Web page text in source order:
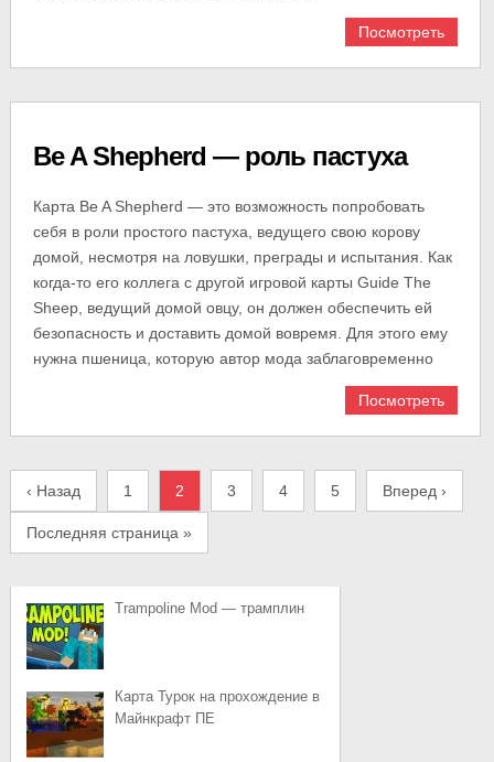
Посмотреть
Be A Shepherd — роль пастуха
Карта Be A Shepherd — это возможность попробовать
себя в роли простого пастуха, ведущего свою корову
домой, несмотря на ловушки, преграды и испытания. Как
когда-то его коллега с другой игровой карты Guide The
Sheep, ведущий домой овцу, он должен обеспечить ей
безопасность и доставить домой вовремя. Для этого ему
нужна пшеница, которую автор мода заблаговременно
Посмотреть
‹ Назад 1 2 3 4 5 Вперед ›
Последняя страница »
Trampoline Mod — трамплин
Карта Турок на прохождение в
Майнкрафт ПЕ